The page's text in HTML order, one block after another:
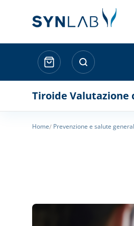
Tiroide Valutazione
Home Prevenzione e salute